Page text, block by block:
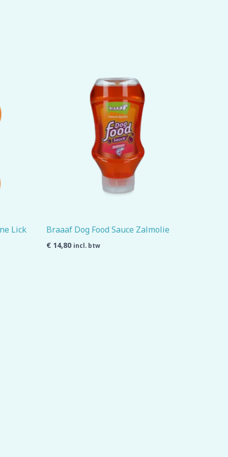
Lick Braaaf Dog Food Sauce Zalmolie
€ 14,80 incl. btw